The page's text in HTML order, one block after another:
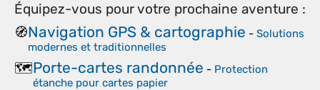
Équipez-vous pour votre prochaine aventure :
🧭Navigation GPS & cartographie - Solutions
modernes et traditionnelles
🗺️Porte-cartes randonnée - Protection
étanche pour cartes papier